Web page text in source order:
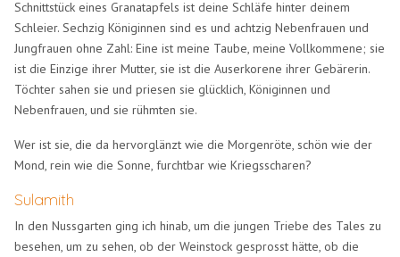
Schnittstück eines Granatapfels ist deine Schläfe hinter deinem
Schleier. Sechzig Königinnen sind es und achtzig Nebenfrauen und
Jungfrauen ohne Zahl: Eine ist meine Taube, meine Vollkommene; sie
ist die Einzige ihrer Mutter, sie ist die Auserkorene ihrer Gebärerin.
Töchter sahen sie und priesen sie glücklich, Königinnen und
Nebenfrauen, und sie rühmten sie.
Wer ist sie, die da hervorglänzt wie die Morgenröte, schön wie der
Mond, rein wie die Sonne, furchtbar wie Kriegsscharen?
Sulamith
In den Nussgarten ging ich hinab, um die jungen Triebe des Tales zu
besehen, um zu sehen, ob der Weinstock gesprosst hätte, ob die